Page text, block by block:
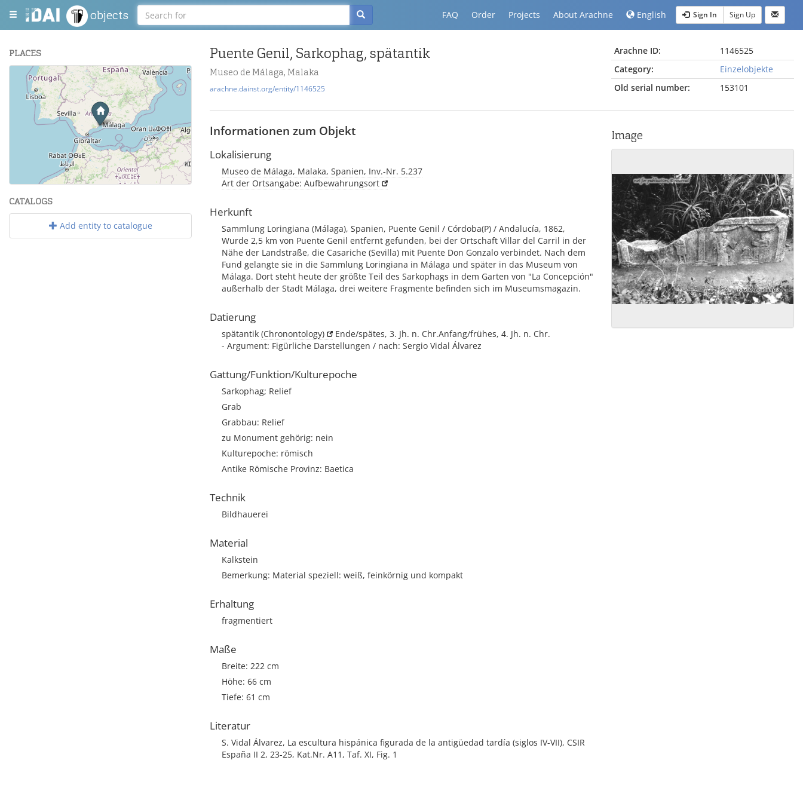
objects FAQ Order Projects About Arachne English Sign In Sign Up
PLACES
+
−
Leaflet| Maps and Data © OpenStreetMap.
CATALOGS
Add entity to catalogue
Puente Genil, Sarkophag, spätantik
Museo de Málaga, Malaka
arachne.dainst.org/entity/1146525
Arachne ID:
1146525
Category:
Einzelobjekte
Old serial number:
153101
Informationen zum Objekt
Lokalisierung
Museo de Málaga, Malaka, Spanien, Inv.-Nr. 5.237
Art der Ortsangabe: Aufbewahrungsort
Herkunft
Sammlung Loringiana (Málaga), Spanien, Puente Genil / Córdoba(P) / Andalucía, 1862,
Wurde 2,5 km von Puente Genil entfernt gefunden, bei der Ortschaft Villar del Carril in der
Nähe der Landstraße, die Casariche (Sevilla) mit Puente Don Gonzalo verbindet. Nach dem
Fund gelangte sie in die Sammlung Loringiana in Málaga und später in das Museum von
Málaga. Dort steht heute der größte Teil des Sarkophags in dem Garten von "La Concepción"
außerhalb der Stadt Málaga, drei weitere Fragmente befinden sich im Museumsmagazin.
Datierung
spätantik (Chronontology)
Ende/spätes, 3. Jh. n. Chr.Anfang/frühes, 4. Jh. n. Chr.
- Argument: Figürliche Darstellungen / nach: Sergio Vidal Álvarez
Gattung/Funktion/Kulturepoche
Sarkophag; Relief
Grab
Grabbau: Relief
zu Monument gehörig: nein
Kulturepoche: römisch
Antike Römische Provinz: Baetica
Technik
Bildhauerei
Material
Kalkstein
Bemerkung: Material speziell: weiß, feinkörnig und kompakt
Erhaltung
fragmentiert
Maße
Breite: 222 cm
Höhe: 66 cm
Tiefe: 61 cm
Literatur
S. Vidal Álvarez, La escultura hispánica figurada de la antigüedad tardía (siglos IV-VII), CSIR
España II 2, 23-25, Kat.Nr. A11, Taf. XI, Fig. 1
Image